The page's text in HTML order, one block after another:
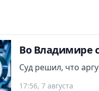
Во Владимире
Суд решил, что
17:56, 7 августа